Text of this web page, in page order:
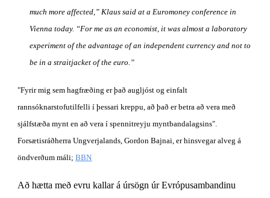
much more affected,” Klaus said at a Euromoney conference in
Vienna today. “For me as an economist, it was almost a laboratory
experiment of the advantage of an independent currency and not to
be in a straitjacket of the euro.”
"Fyrir mig sem hagfræðing er það augljóst og einfalt
rannsóknarstofutilfelli í þessari kreppu, að það er betra að vera með
sjálfstæða mynt en að vera í spennitreyju myntbandalagsins".
Forsætisráðherra Ungverjalands, Gordon Bajnai, er hinsvegar alveg á
öndverðum máli; BBN
Að hætta með evru kallar á úrsögn úr Evrópusambandinu